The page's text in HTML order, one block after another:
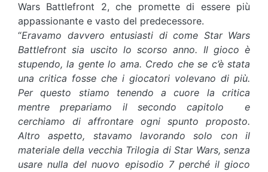
Wars Battlefront 2, che promette di essere più
appassionante e vasto del predecessore.
“Eravamo davvero entusiasti di come Star Wars
Battlefront sia uscito lo scorso anno. Il gioco è
stupendo, la gente lo ama. Credo che se c’è stata
una critica fosse che i giocatori volevano di più.
Per questo stiamo tenendo a cuore la critica
mentre prepariamo il secondo capitolo e
cerchiamo di affrontare ogni spunto proposto.
Altro aspetto, stavamo lavorando solo con il
materiale della vecchia Trilogia di Star Wars, senza
usare nulla del nuovo episodio 7 perché il gioco